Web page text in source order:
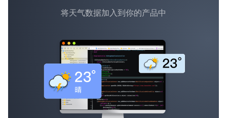
将天气数据加入到你的产品中